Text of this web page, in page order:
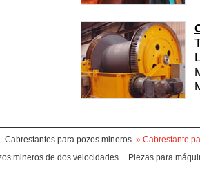
Cabrestantes para pozos mineros » Cabrestante
mineros de dos velocidades
Piezas para